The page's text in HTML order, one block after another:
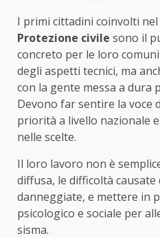
I primi cittadini coinvolti
Protezione civile sono il
concreto per le loro
degli aspetti tecnici, ma
con la gente messa a dura
Devono far sentire la voce
priorità a livello nazionale
nelle scelte.
Il loro lavoro non è
diffusa, le difficoltà
danneggiate, e mettere in
psicologico e sociale per
sisma.